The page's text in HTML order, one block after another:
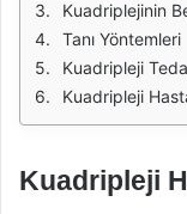
Kuadriplejinin
Tanı Yöntemleri
Kuadripleji
Kuadripleji
Kuadripleji